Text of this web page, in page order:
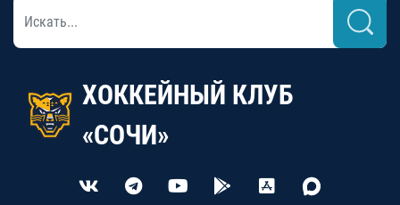
ХОККЕЙНЫЙ КЛУБ
«СОЧИ»